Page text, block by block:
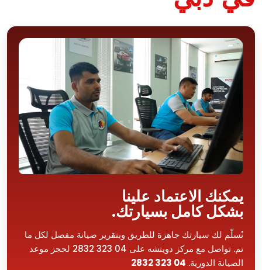
يمكنك الاعتماد علينا
بشكل كامل بسيارتك.
نُسلّم لك سيارتك جاهزة للطريق وبتقرير صيانة مفصل لكل ما
تم. تواصل مع مركز دويتشه على 04 323 2832 لحجز موعد
الصيانة الدورية. 04 323 2832